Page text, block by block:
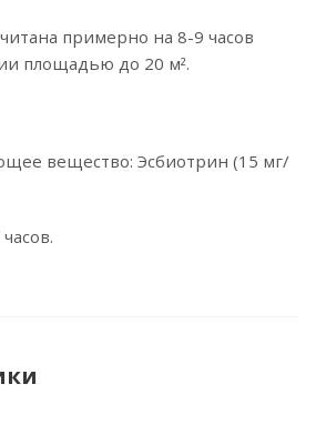
примерно на 8-9 часов
площадью до 20 м².
вещество: Эсбиотрин (15 мг/